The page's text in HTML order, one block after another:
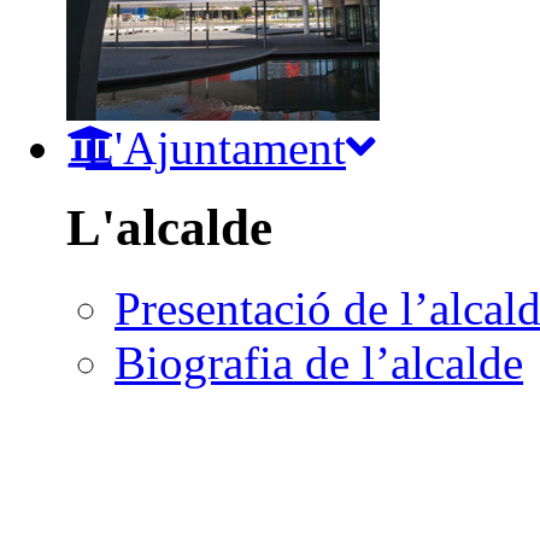
L'Ajuntament
L'alcalde
Presentació de
Biografia de l’alcalde